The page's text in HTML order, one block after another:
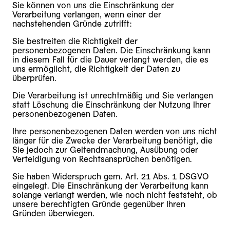
Sie können von uns die Einschränkung der
Verarbeitung verlangen, wenn einer der
nachstehenden Gründe zutrifft:
Sie bestreiten die Richtigkeit der
personenbezogenen Daten. Die Einschränkung kann
in diesem Fall für die Dauer verlangt werden, die es
uns ermöglicht, die Richtigkeit der Daten zu
überprüfen.
Die Verarbeitung ist unrechtmäßig und Sie verlangen
statt Löschung die Einschränkung der Nutzung Ihrer
personenbezogenen Daten.
Ihre personenbezogenen Daten werden von uns nicht
länger für die Zwecke der Verarbeitung benötigt, die
Sie jedoch zur Geltendmachung, Ausübung oder
Verteidigung von Rechtsansprüchen benötigen.
Sie haben Widerspruch gem. Art. 21 Abs. 1 DSGVO
eingelegt. Die Einschränkung der Verarbeitung kann
solange verlangt werden, wie noch nicht feststeht, ob
unsere berechtigten Gründe gegenüber Ihren
Gründen überwiegen.